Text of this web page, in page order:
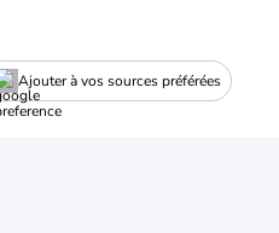
Ajouter à vos sources préférées